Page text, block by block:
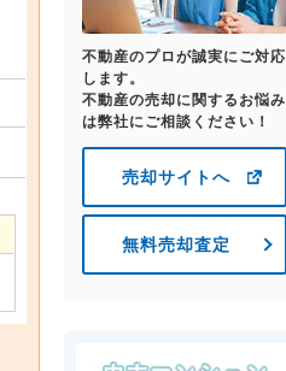
不動産のプロが誠実にご対応
します。
不動産の売却に関するお悩み
は弊社にご相談ください！
売却サイトへ
無料売却査定